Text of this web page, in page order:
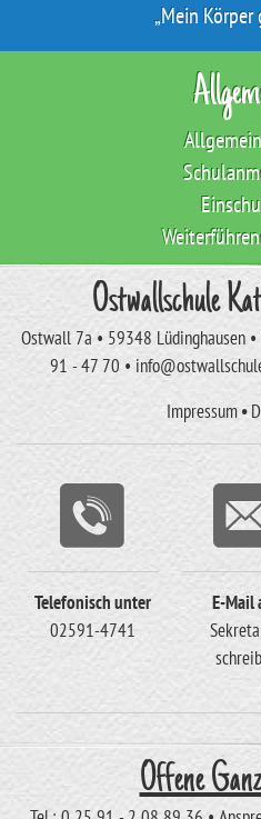
„Mein
Ostwallschule
Ostwall 7a • 59348 Lüdinghausen
91 - 47 70 •
Impressum•
Telefonisch unter
02591-4741
E-Mail
Offene